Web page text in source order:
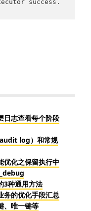
日志查看每个阶段
log）和常规
优化之保留执行中
3种通用方法
务的优化手段汇总
、唯一键等